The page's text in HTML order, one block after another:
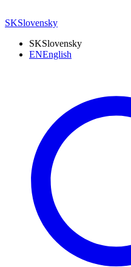
SKSlovensky
SKSlovensky
ENEnglish